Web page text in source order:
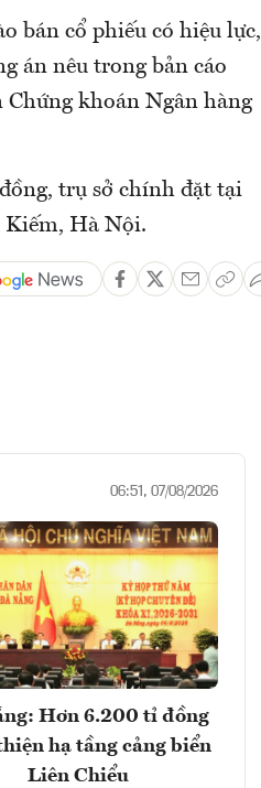
bán cổ phiếu có hiệu lực,
án nêu trong bản cáo
Chứng khoán Ngân hàng
trụ sở chính đặt tại
Kiếm, Hà Nội.
06:51, 07/08/2026
Hơn 6.200 tỉ đồng
hạ tầng cảng biển
Liên Chiểu